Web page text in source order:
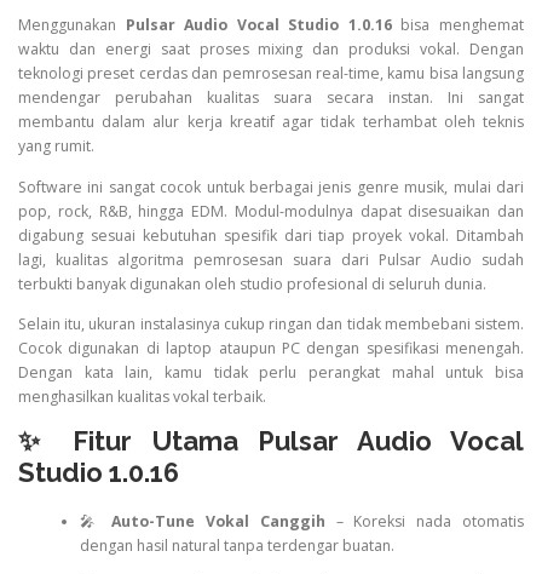
Menggunakan Pulsar Audio Vocal Studio 1.0.16bisa menghemat
waktu dan energi saat proses mixing dan produksi vokal. Dengan
teknologi preset cerdas dan pemrosesan real-time, kamu bisa langsung
mendengar perubahan kualitas suara secara instan. Ini sangat
membantu dalam alur kerja kreatif agar tidak terhambat oleh teknis
yang rumit.
Software ini sangat cocok untuk berbagai jenis genre musik, mulai dari
pop, rock, R&B, hingga EDM. Modul-modulnya dapat disesuaikan dan
digabung sesuai kebutuhan spesifik dari tiap proyek vokal. Ditambah
lagi, kualitas algoritma pemrosesan suara dari Pulsar Audio sudah
terbukti banyak digunakan oleh studio profesional di seluruh dunia.
Selain itu, ukuran instalasinya cukup ringan dan tidak membebani sistem.
Cocok digunakan di laptop ataupun PC dengan spesifikasi menengah.
Dengan kata lain, kamu tidak perlu perangkat mahal untuk bisa
menghasilkan kualitas vokal terbaik.
✨ Fitur Utama Pulsar Audio Vocal
Studio 1.0.16
🎤Auto-Tune Vokal Canggih – Koreksi nada otomatis
dengan hasil natural tanpa terdengar buatan.